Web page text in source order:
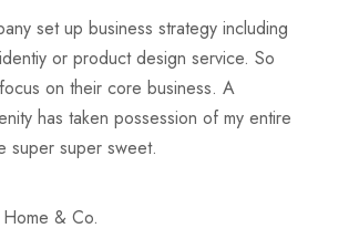
set up business strategy including
or product design service. So
on their core business. A
has taken possession of my entire
super super sweet.
Home & Co.